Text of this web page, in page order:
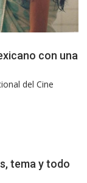
con una
del Cine
tema y todo